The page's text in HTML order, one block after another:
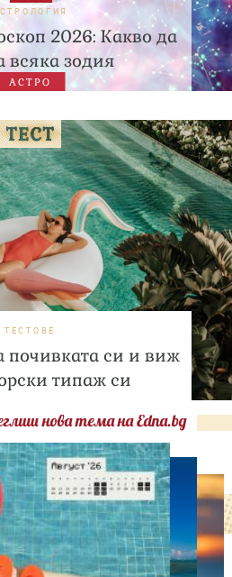
2026: Какво да
всяка зодия
АСТРО
ТЕСТОВЕ
почивката си и виж
типаж си
нова тема на Edna.bg
СВОБОДНО ВРЕМЕ